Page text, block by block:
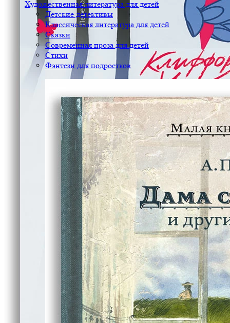
Художественная литература для детей
Детские детективы
Классическая литература для детей
Сказки
Современная проза для детей
Стихи
Фэнтези для подростков